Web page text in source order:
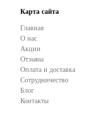
Карта сайта
Главная
О нас
Акции
Отзывы
Оплата и доставка
Сотрудничество
Блог
Контакты